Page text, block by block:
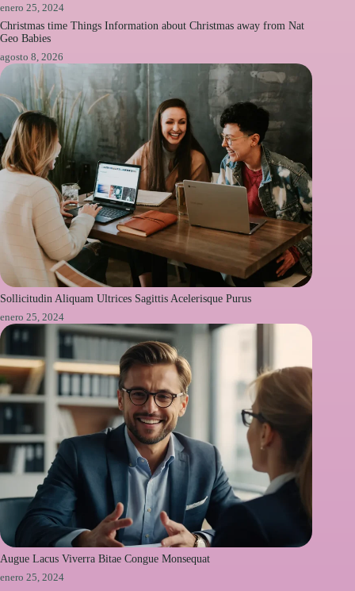
enero 25, 2024
Christmas time Things Information about Christmas away from Nat
Geo Babies
agosto 8, 2026
Sollicitudin Aliquam Ultrices Sagittis Acelerisque Purus
enero 25, 2024
Augue Lacus Viverra Bitae Congue Monsequat
enero 25, 2024